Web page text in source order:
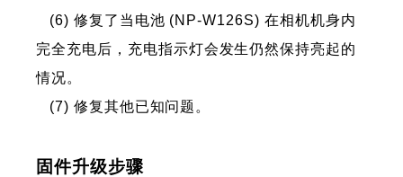
(6) 修复了当电池 (NP-W126S) 在相机机身内
完全充电后，充电指示灯会发生仍然保持亮起的
情况。
(7) 修复其他已知问题。
固件升级步骤